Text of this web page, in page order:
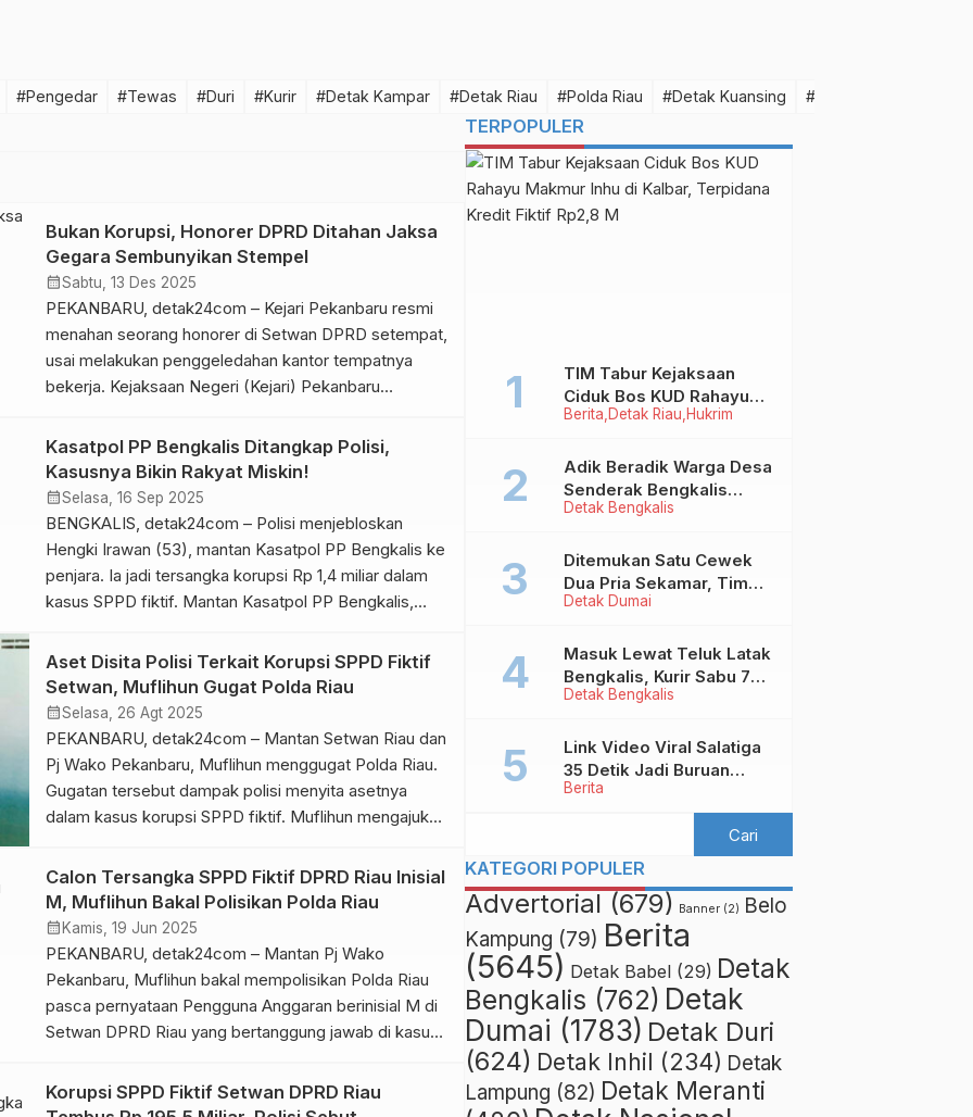
#Pengedar #Tewas #Duri #Kurir #Detak Kampar #Detak Riau #Polda Riau #Detak Kuansing #Detak Pelalawan
Bukan Korupsi, Honorer DPRD Ditahan Jaksa
Gegara Sembunyikan Stempel
calendar_monthSabtu, 13 Des 2025
PEKANBARU, detak24com – Kejari Pekanbaru resmi
menahan seorang honorer di Setwan DPRD setempat,
usai melakukan penggeledahan kantor tempatnya
bekerja. Kejaksaan Negeri (Kejari) Pekanbaru
(Setwan) Pekanbaru berinisial JA sebagai tersangka
dalam perkara dugaan perintangan penyidikan kasus
Surat Perintah Perjalanan Dinas (SPPD) fiktif serta
pengadaan makan dan minum di lingkungan Setwan.
Penetapan […]
Kasatpol PP Bengkalis Ditangkap Polisi,
Kasusnya Bikin Rakyat Miskin!
calendar_monthSelasa, 16 Sep 2025
BENGKALIS, detak24com – Polisi menjebloskan
Hengki Irawan (53), mantan Kasatpol PP Bengkalis ke
penjara. Ia jadi tersangka korupsi Rp 1,4 miliar dalam
kasus SPPD fiktif. Mantan Kasatpol PP Bengkalis,
Hengki diduga menyelewengkan dana Rp 1,4 miliar
lebih saat aktif menjabat 2021-2022 lalu. Kapolres
Bengkalis, AKBP Budi Setiawan mengatakan Hengki
[…]
Aset Disita Polisi Terkait Korupsi SPPD Fiktif
Setwan, Muflihun Gugat Polda Riau
calendar_monthSelasa, 26 Agt 2025
PEKANBARU, detak24com – Mantan Setwan Riau dan
Pj Wako Pekanbaru, Muflihun menggugat Polda Riau.
Gugatan tersebut dampak polisi menyita asetnya
dalam kasus korupsi SPPD fiktif. Muflihun mengajukan
terkait sah atau tidaknya penyitaan sejumlah aset
miliknya oleh penyidik Direktorat Reserse Kriminal
Khusus (Ditreskrimsus) Polda Riau. Aset itu disita
dalam perkara […]
Calon Tersangka SPPD Fiktif DPRD Riau Inisial
M, Muflihun Bakal Polisikan Polda Riau
calendar_month Kamis, 19 Jun 2025
PEKANBARU, detak24com – Mantan Pj Wako
Pekanbaru, Muflihun bakal mempolisikan Polda Riau
pasca pernyataan Pengguna Anggaran berinisial M di
Setwan DPRD Riau yang bertanggung jawab di kasus
Kantor Advokat & Konsultan Hukum Ahmad Yusuf, SH
& Rekan (AYLawyers), Muflihun melakukan
Korupsi SPPD Fiktif Setwan DPRD Riau
TERPOPULER
Berita Detak Riau Hukrim
TIM Tabur Kejaksaan
Ciduk Bos KUD Rahayu
Makmur Inhu di Kalbar,
Rp2,8 M
Detak Bengkalis
Adik Beradik Warga Desa
Senderak Bengkalis
‘Ditendang’ ke Malaysia,
Detak Dumai
Ditemukan Satu Cewek
Dua Pria Sekamar, Tim
Yustisi Dumai Garuk
Mesum
Detak Bengkalis
Masuk Lewat Teluk Latak
Bengkalis, Kurir Sabu 7
Kilo Diringkus di
Berita
Link Video Viral Salatiga
35 Detik Jadi Buruan
Netizen
KATEGORI POPULER
Advertorial (679) Banner (2) Belo
Kampung (79) Berita
(5645) Detak Babel (29) Detak
Bengkalis (762) Detak
Dumai (1783) Detak Duri
(624) Detak Inhil (234) Detak
Lampung (82) Detak Meranti